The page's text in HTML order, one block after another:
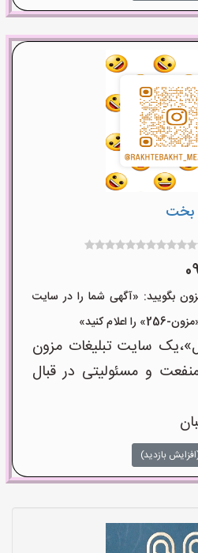
بخت
بگویید: «آگهی شما را در سایت
کنید»
سایت تبلیغات مزون
و مسئولیتی در قبال
بازدید)